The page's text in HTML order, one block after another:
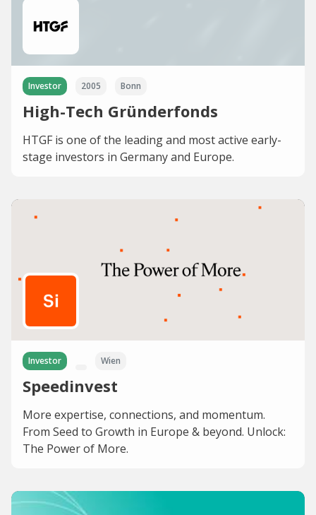
Investor 2005 Bonn
High-Tech Gründerfonds
HTGF is one of the leading and most active early-
stage investors in Germany and Europe.
Investor Wien
Speedinvest
More expertise, connections, and momentum.
From Seed to Growth in Europe & beyond. Unlock:
The Power of More.